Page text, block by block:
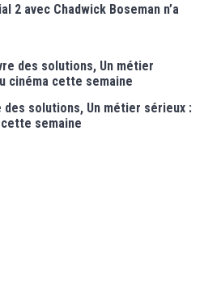
2 avec Chadwick Boseman n’a
des solutions, Un métier sérieux :
cette semaine